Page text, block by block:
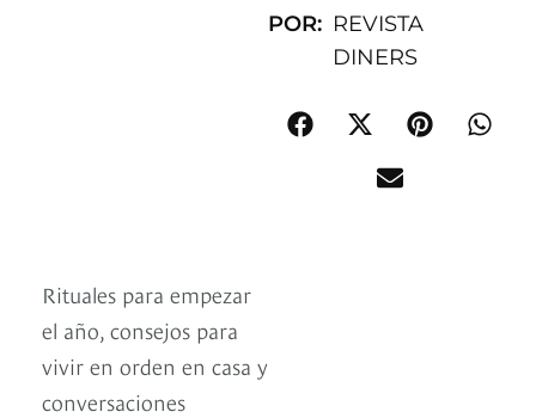
POR: REVISTA
DINERS
Rituales para empezar
el año, consejos para
vivir en orden en casa y
conversaciones